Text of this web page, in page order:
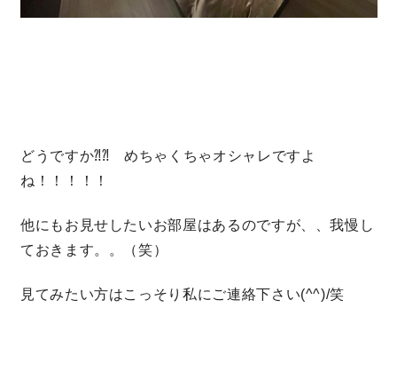
どうですか⁈⁈ めちゃくちゃオシャレですよ
ね！！！！！
他にもお見せしたいお部屋はあるのですが、、我慢し
ておきます。。（笑）
見てみたい方はこっそり私にご連絡下さい(^^)/笑